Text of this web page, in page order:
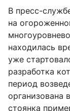
В пресс-
на
находилась
уже
разработка
период
организована
стоянка